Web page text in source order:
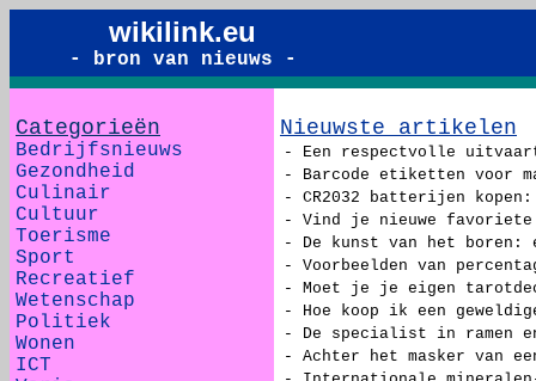
wikilink.eu
- bron van nieuws -
Categorieën
Bedrijfsnieuws
Gezondheid
Culinair
Cultuur
Toerisme
Sport
Recreatief
Wetenschap
Politiek
Wonen
ICT
Nieuwste artikelen
- Een respectvolle
- Barcode etiketten voor
- CR2032 batterijen
- Vind je nieuwe favoriete
- De kunst van het boren:
- Voorbeelden van
- Moet je je eigen
- Hoe koop ik een
- De specialist in ramen
- Achter het masker van